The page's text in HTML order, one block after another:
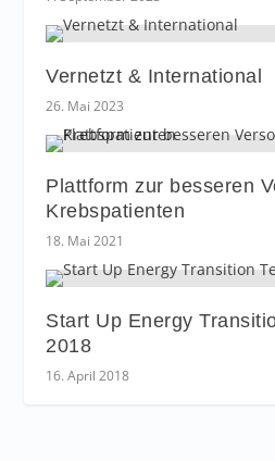
Vernetzt & International
26. Mai 2023
Plattform zur besseren
Krebspatienten
18. Mai 2021
Start Up Energy
2018
16. April 2018